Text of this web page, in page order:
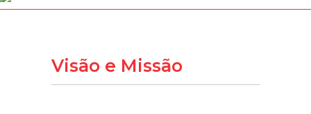
Visão e Missão